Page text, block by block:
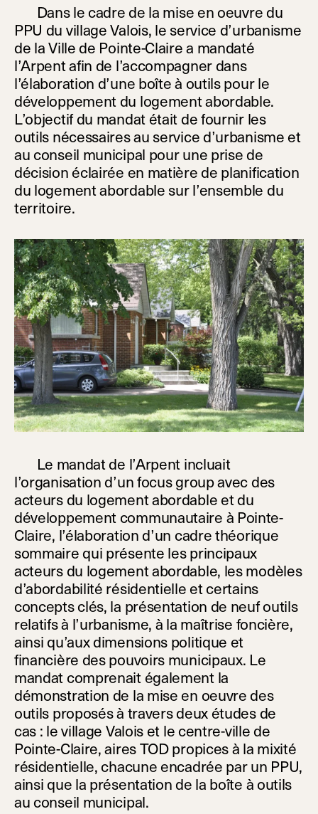
Dans le cadre de la mise en oeuvre du
PPU du village Valois, le service d’urbanisme
de la Ville de Pointe-Claire a mandaté
l’Arpent afin de l’accompagner dans
l’élaboration d’une boîte à outils pour le
développement du logement abordable.
L’objectif du mandat était de fournir les
outils nécessaires au service d’urbanisme et
au conseil municipal pour une prise de
décision éclairée en matière de planification
du logement abordable sur l’ensemble du
territoire.
Le mandat de l’Arpent incluait
l’organisation d’un focus group avec des
acteurs du logement abordable et du
développement communautaire à Pointe-
Claire, l’élaboration d’un cadre théorique
sommaire qui présente les principaux
acteurs du logement abordable, les modèles
d’abordabilité résidentielle et certains
concepts clés, la présentation de neuf outils
relatifs à l’urbanisme, à la maîtrise foncière,
ainsi qu’aux dimensions politique et
financière des pouvoirs municipaux. Le
mandat comprenait également la
démonstration de la mise en oeuvre des
outils proposés à travers deux études de
cas : le village Valois et le centre-ville de
Pointe-Claire, aires TOD propices à la mixité
résidentielle, chacune encadrée par un PPU,
ainsi que la présentation de la boîte à outils
au conseil municipal.